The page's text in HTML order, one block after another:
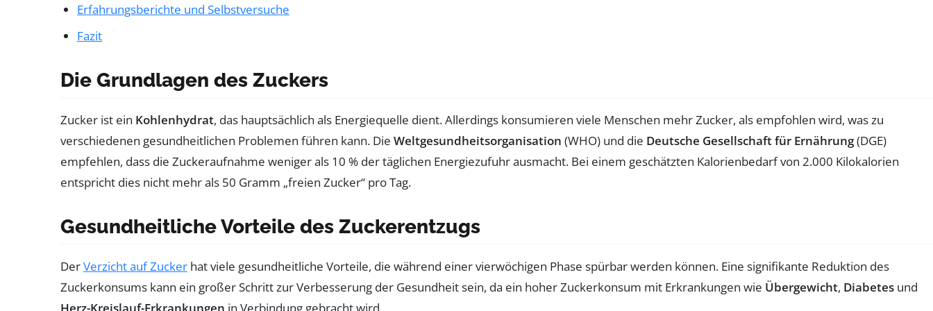
Erfahrungsberichte und Selbstversuche
Fazit
Die Grundlagen des Zuckers
Zucker ist ein Kohlenhydrat, das hauptsächlich als Energiequelle dient. Allerdings konsumieren viele Menschen mehr Zucker, als empfohlen wird, was zu
verschiedenen gesundheitlichen Problemen führen kann. Die Weltgesundheitsorganisation (WHO) und die Deutsche Gesellschaft für Ernährung(DGE)
empfehlen, dass die Zuckeraufnahme weniger als 10 % der täglichen Energiezufuhr ausmacht. Bei einem geschätzten Kalorienbedarf von 2.000 Kilokalorien
entspricht dies nicht mehr als 50 Gramm „freien Zucker“ pro Tag.
Gesundheitliche Vorteile des Zuckerentzugs
DerVerzicht auf Zucker hat viele gesundheitliche Vorteile, die während einer vierwöchigen Phase spürbar werden können. Eine signifikante Reduktion des
Zuckerkonsums kann ein großer Schritt zur Verbesserung der Gesundheit sein, da ein hoher Zuckerkonsum mit Erkrankungen wie Übergewicht, Diabetes und